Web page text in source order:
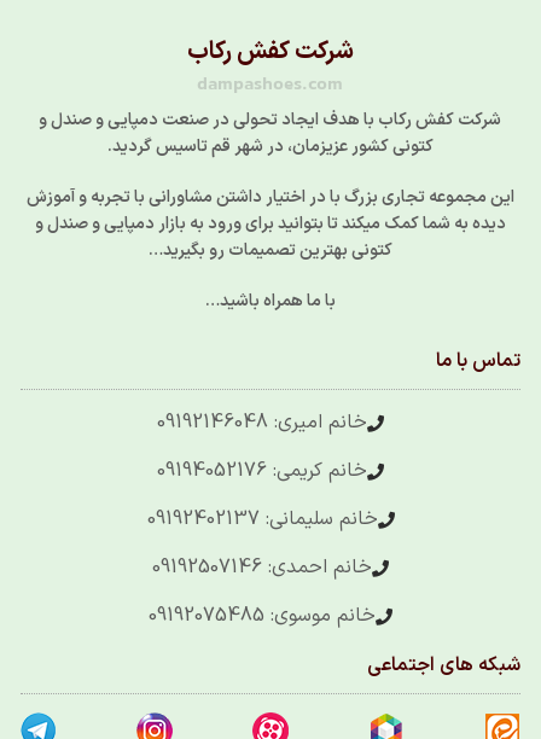
شرکت کفش رکاب
dampashoes.com
شرکت کفش رکاب با هدف ایجاد تحولی در صنعت دمپایی و صندل و
کتونی کشور عزیزمان، در شهر قم تاسیس گردید.
این مجموعه تجاری بزرگ با در اختیار داشتن مشاورانی با تجربه و آموزش
دیده به شما کمک میکند تا بتوانید برای ورود به بازار دمپایی و صندل و
کتونی بهترین تصمیمات رو بگیرید…
با ما همراه باشید…
تماس با ما
خانم امیری: 09192146048
خانم کریمی: 09194052176
خانم سلیمانی: 09192402137
خانم احمدی: 09192507146
خانم موسوی: 09192075485
شبکه های اجتماعی